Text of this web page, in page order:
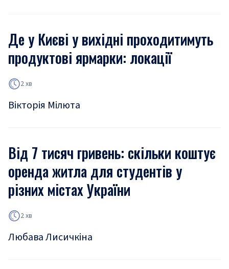
Де у Києві у вихідні проходитимуть
продуктові ярмарки: локації
2 хв
Вікторія Мілюта
Від 7 тисяч гривень: скільки коштує
оренда житла для студентів у
різних містах України
2 хв
Любава Лисичкіна